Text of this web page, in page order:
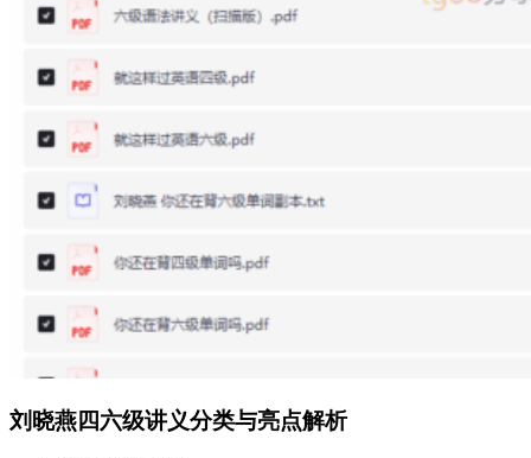
刘晓燕四六级讲义分类与亮点解析